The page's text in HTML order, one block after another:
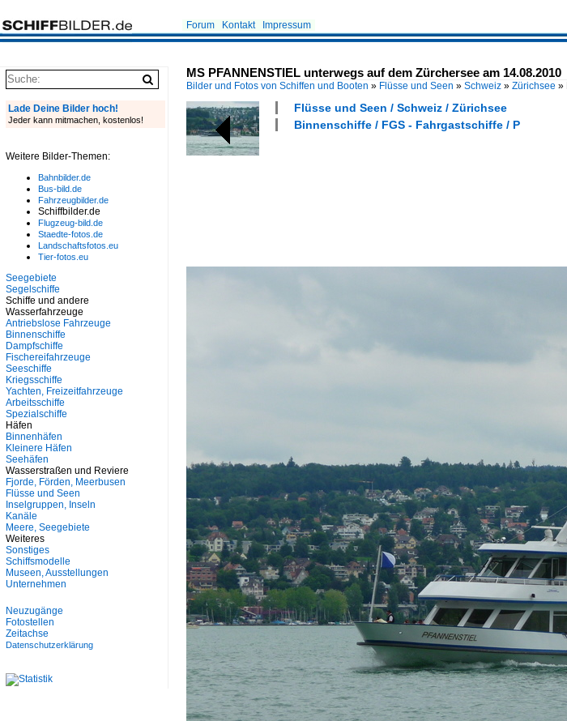
Forum Kontakt Impressum
MS PFANNENSTIEL unterwegs auf dem Zürchersee am 14.08.2010
Bilder und Fotos von Schiffen und Booten » Flüsse und Seen » Schweiz » Zürichsee »
Flüsse und Seen / Schweiz / Zürichsee
Binnenschiffe / FGS - Fahrgastschiffe / P
Lade Deine Bilder hoch!
Jeder kann mitmachen, kostenlos!
Weitere Bilder-Themen:
Bahnbilder.de
Bus-bild.de
Fahrzeugbilder.de
Schiffbilder.de
Flugzeug-bild.de
Staedte-fotos.de
Landschaftsfotos.eu
Tier-fotos.eu
Seegebiete
Segelschiffe
Schiffe und andere
Wasserfahrzeuge
Antriebslose Fahrzeuge
Binnenschiffe
Dampfschiffe
Fischereifahrzeuge
Seeschiffe
Kriegsschiffe
Yachten, Freizeitfahrzeuge
Arbeitsschiffe
Spezialschiffe
Häfen
Binnenhäfen
Kleinere Häfen
Seehäfen
Wasserstraßen und Reviere
Fjorde, Förden, Meerbusen
Flüsse und Seen
Inselgruppen, Inseln
Kanäle
Meere, Seegebiete
Weiteres
Sonstiges
Schiffsmodelle
Museen, Ausstellungen
Unternehmen
Neuzugänge
Fotostellen
Zeitachse
Datenschutzerklärung